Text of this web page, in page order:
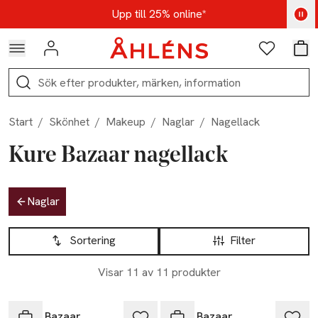
Hoppa till navigationsmenynUpp till 25% online*
Kod: AUG25 - Shoppa nu
Logga in Favoriter
Sök
Start / Skönhet / Makeup / Naglar / Nagellack
Kure Bazaar nagellack
Hoppa till produktsidan
Naglar
Hoppa till produktsidan
Filter
Sortering
Visar 11 av 11 produkter
Lista över produkter